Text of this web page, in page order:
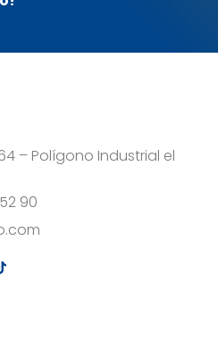
– Polígono Industrial el
90